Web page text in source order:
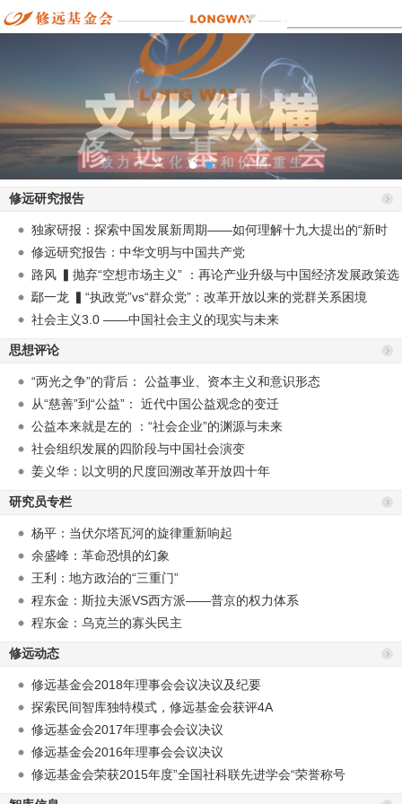
修远研究报告
独家研报：探索中国发展新周期——如何理解十九大提出的“新时
代”？
修远研究报告：中华文明与中国共产党
路风 ▍抛弃“空想市场主义” ：再论产业升级与中国经济发展政策选
择
鄢一龙 ▍“执政党”vs“群众党”：改革开放以来的党群关系困境
社会主义3.0 ——中国社会主义的现实与未来
思想评论
“两光之争”的背后： 公益事业、资本主义和意识形态
从“慈善”到“公益”： 近代中国公益观念的变迁
公益本来就是左的 ：“社会企业”的渊源与未来
社会组织发展的四阶段与中国社会演变
姜义华：以文明的尺度回溯改革开放四十年
研究员专栏
杨平：当伏尔塔瓦河的旋律重新响起
余盛峰：革命恐惧的幻象
王利：地方政治的“三重门”
程东金：斯拉夫派VS西方派——普京的权力体系
程东金：乌克兰的寡头民主
修远动态
修远基金会2018年理事会会议决议及纪要
探索民间智库独特模式，修远基金会获评4A
修远基金会2017年理事会会议决议
修远基金会2016年理事会会议决议
修远基金会荣获2015年度”全国社科联先进学会“荣誉称号